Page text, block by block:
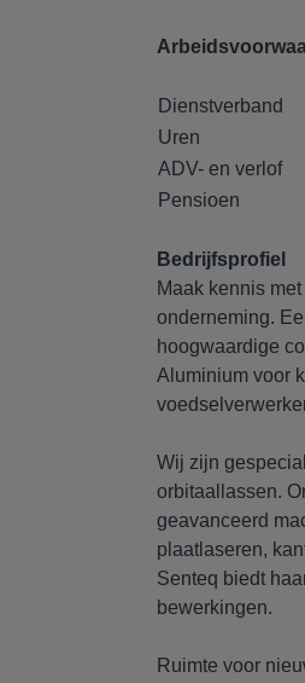
Dienstverband
Uren
ADV- en verlof
Pensioen
Bedrijfsprofiel
Maak kennis
onderneming.
hoogwaardige
Aluminium voor
Wij zijn
orbitaallassen.
geavanceerd
plaatlaseren,
Senteq biedt
bewerkingen.
Ruimte voor